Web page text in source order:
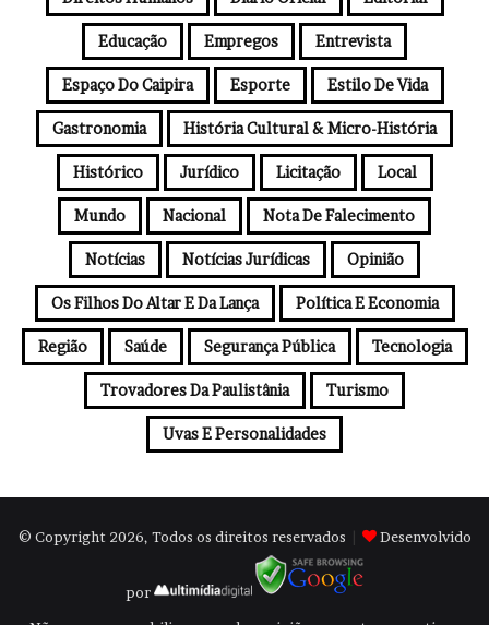
Educação Empregos Entrevista
Espaço Do Caipira Esporte Estilo De Vida
Gastronomia História Cultural & Micro-História
Histórico Jurídico Licitação Local
Mundo Nacional Nota De Falecimento
Notícias Notícias Jurídicas Opinião
Os Filhos Do Altar E Da Lança Política E Economia
Região Saúde Segurança Pública Tecnologia
Trovadores Da Paulistânia Turismo
Uvas E Personalidades
© Copyright 2026, Todos os direitos reservados Desenvolvido
por